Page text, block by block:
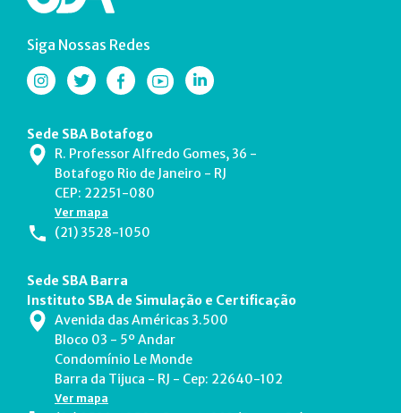
Siga Nossas Redes
Sede SBA Botafogo
R. Professor Alfredo Gomes, 36 -
Botafogo Rio de Janeiro - RJ
CEP: 22251-080
Ver mapa
(21) 3528-1050
Sede SBA Barra
Instituto SBA de Simulação e Certificação
Avenida das Américas 3.500
Bloco 03 - 5º Andar
Condomínio Le Monde
Barra da Tijuca - RJ - Cep: 22640-102
Ver mapa